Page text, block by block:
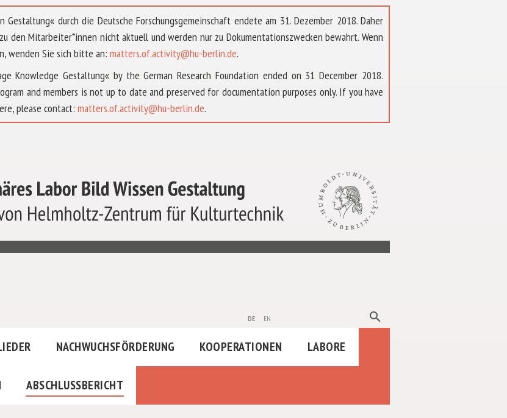
Gestaltung« durch die Deutsche Forschungsgemeinschaft endete am 31. Dezember 2018. Daher
den Mitarbeiter*innen nicht aktuell und werden nur zu Dokumentationszwecken bewahrt. Wenn
wenden Sie sich bitte an: matters.of.activity@hu-berlin.de.
Knowledge Gestaltung« by the German Research Foundation ended on 31 December 2018.
and members is not up to date and preserved for documentation purposes only. If you have
please contact: matters.of.activity@hu-berlin.de.
de en search
NACHWUCHSFÖRDERUNG KOOPERATIONEN LABORE
ABSCHLUSSBERICHT